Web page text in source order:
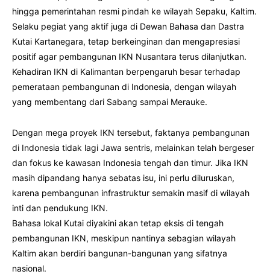
hingga pemerintahan resmi pindah ke wilayah Sepaku, Kaltim.
Selaku pegiat yang aktif juga di Dewan Bahasa dan Dastra
Kutai Kartanegara, tetap berkeinginan dan mengapresiasi
positif agar pembangunan IKN Nusantara terus dilanjutkan.
Kehadiran IKN di Kalimantan berpengaruh besar terhadap
pemerataan pembangunan di Indonesia, dengan wilayah
yang membentang dari Sabang sampai Merauke.
Dengan mega proyek IKN tersebut, faktanya pembangunan
di Indonesia tidak lagi Jawa sentris, melainkan telah bergeser
dan fokus ke kawasan Indonesia tengah dan timur. Jika IKN
masih dipandang hanya sebatas isu, ini perlu diluruskan,
karena pembangunan infrastruktur semakin masif di wilayah
inti dan pendukung IKN.
Bahasa lokal Kutai diyakini akan tetap eksis di tengah
pembangunan IKN, meskipun nantinya sebagian wilayah
Kaltim akan berdiri bangunan-bangunan yang sifatnya
nasional.